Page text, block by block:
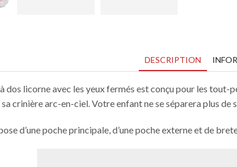
DESCRIPTION
dos licorne avec les yeux fermés est conçu pour les
crinière arc-en-ciel. Votre enfant ne se séparera plus de
d’une poche principale, d’une poche externe et de